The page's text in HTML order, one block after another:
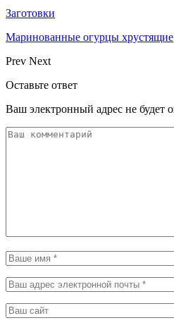
Заготовки
Маринованные огурцы хрустящие
Prev Next
Оставьте ответ
Ваш электронный адрес не будет